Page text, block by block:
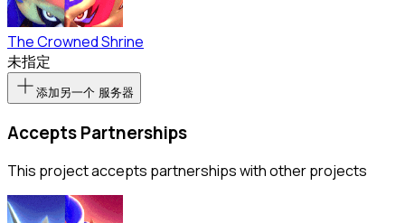
The Crowned Shrine
未指定
添加另一个 服务器
Accepts Partnerships
This project accepts partnerships with other projects